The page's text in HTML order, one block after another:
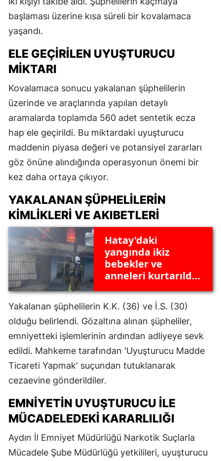
başlaması üzerine kısa süreli bir kovalamaca
yaşandı.
ELE GEÇIRILEN UYUŞTURUCU
MIKTARI
Kovalamaca sonucu yakalanan şüphelilerin
üzerinde ve araçlarında yapılan detaylı
aramalarda toplamda 560 adet sentetik ecza
hap ele geçirildi. Bu miktardaki uyuşturucu
maddenin piyasa değeri ve potansiyel zararları
göz önüne alındığında operasyonun önemi bir
kez daha ortaya çıkıyor.
YAKALANAN ŞÜPHELILERIN
KIMLIKLERI VE AKIBETLERI
Hatay'daki
yangında ikiz
bebekler ve
anneleri kurtarıldı:
etkilendi
Yakalanan şüphelilerin K.K. (36) ve İ.S. (30)
olduğu belirlendi. Gözaltına alınan şüpheliler,
emniyetteki işlemlerinin ardından adliyeye sevk
edildi. Mahkeme tarafından 'Uyuşturucu Madde
Ticareti Yapmak' suçundan tutuklanarak
cezaevine gönderildiler.
EMNIYETIN UYUŞTURUCU ILE
MÜCADELEDEKI KARARLILIĞI
Aydın İl Emniyet Müdürlüğü Narkotik Suçlarla
Mücadele Şube Müdürlüğü yetkilileri, uyuşturucu